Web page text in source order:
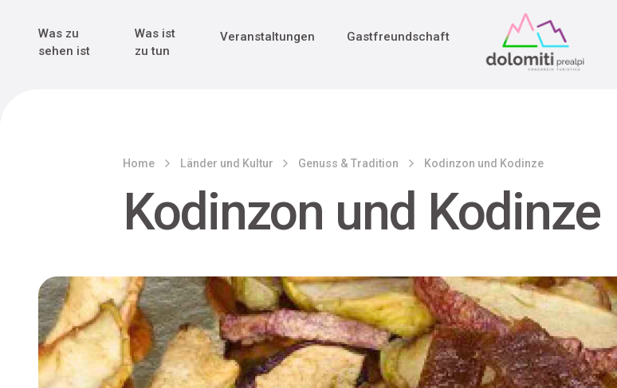
Main Navigation
Was zu
sehen ist
Was ist
zu tun
Veranstaltungen Gastfreundschaft
Home Länder und Kultur Genuss & Tradition Kodinzon und Kodinze
Kodinzon und Kodinze